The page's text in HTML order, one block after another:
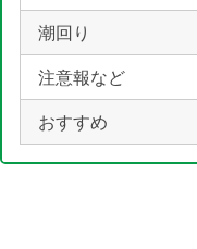
潮回り
注意報など
おすすめ